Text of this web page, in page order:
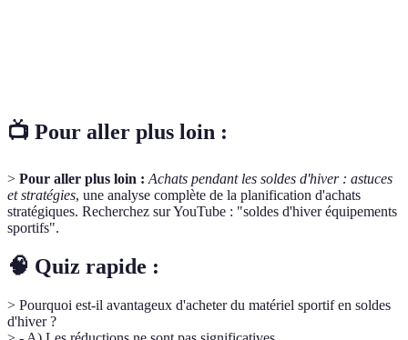
📺 Pour aller plus loin :
> Pour aller plus loin : Achats pendant les soldes d'hiver : astuces
et stratégies, une analyse complète de la planification d'achats
stratégiques. Recherchez sur YouTube : "soldes d'hiver équipements
sportifs".
🧠 Quiz rapide :
> Pourquoi est-il avantageux d'acheter du matériel sportif en soldes
d'hiver ?